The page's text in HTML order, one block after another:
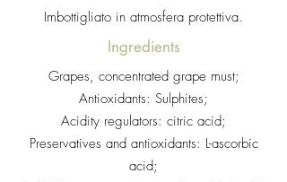
Imbottigliato in atmosfera protettiva.
Ingredients
Grapes, concentrated grape must;
Antioxidants: Sulphites;
Acidity regulators: citric acid;
Preservatives and antioxidants: L-ascorbic
acid;